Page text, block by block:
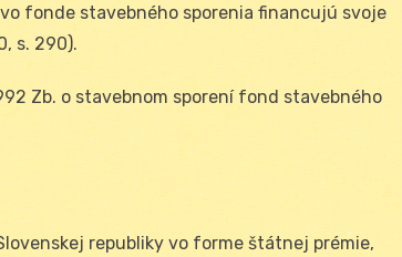
fonde stavebného sporenia financujú svoje
s. 290).
Zb. o stavebnom sporení fond stavebného
republiky vo forme štátnej prémie,